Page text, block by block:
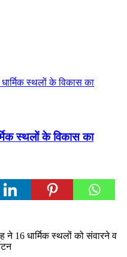
स्थलों के विकास का
ने 16 धार्मिक स्थलों को संवारने व